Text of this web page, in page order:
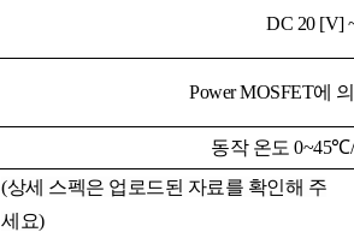
DC 20 [V]
Power MOSFET에
동작 온도 0~45℃/
(상세 스펙은 업로드된 자료를 확인해 주
세요)